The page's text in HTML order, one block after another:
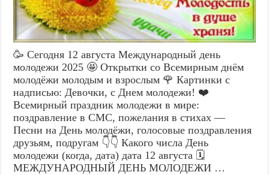
🥳 Сегодня 12 августа Международный день
молодежи 2025 🤩 Открытки со Всемирным днём
молодёжи молодым и взрослым 🌹 Картинки с
надписью: Девочки, с Днем молодежи! ❤️
Всемирный праздник молодежи в мире:
поздравление в СМС, пожелания в стихах —
Песни на День молодёжи, голосовые поздравления
друзьям, подругам 👇👇 Какого числа День
молодежи (когда, дата) дата 12 августа 🗓️
МЕЖДУНАРОДНЫЙ ДЕНЬ МОЛОДЕЖИ …